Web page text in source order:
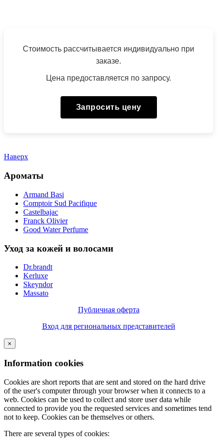
Стоимость рассчитывается индивидуально при
заказе.
Цена предоставляется по запросу.
Запросить цену
Наверх
Ароматы
Armand Basi
Comptoir Sud Pacifique
Castelbajac
Franck Olivier
Good Water Perfume
Уход за кожей и волосами
Dr.brandt
Kerluxe
Skeyndor
Massato
Публичная оферта
Вход для региональных представителей
×
Information cookies
Cookies are short reports that are sent and stored on the hard drive
of the user's computer through your browser when it connects to a
web. Cookies can be used to collect and store user data while
connected to provide you the requested services and sometimes tend
not to keep. Cookies can be themselves or others.
There are several types of cookies: